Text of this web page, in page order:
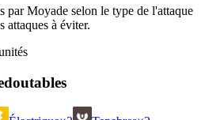
par Moyade selon le type de l'attaque
attaques à éviter.